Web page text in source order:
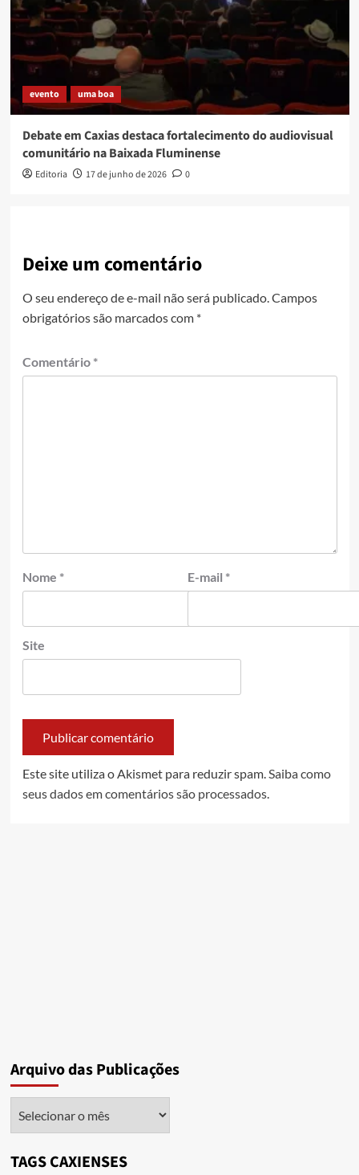
evento uma boa
Debate em Caxias destaca fortalecimento do audiovisual
comunitário na Baixada Fluminense
Editoria 17 de junho de 2026 0
Deixe um comentário
O seu endereço de e-mail não será publicado.Campos
obrigatórios são marcados com *
Comentário *
Nome * E-mail *
Site
Este site utiliza o Akismet para reduzir spam.Saiba como
seus dados em comentários são processados.
Arquivo das Publicações
TAGS CAXIENSES